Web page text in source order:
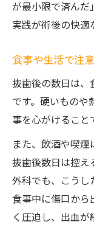
が最小限で済んだ
実践が術後の快適
食事や生活で注
抜歯後の数日は、
です。硬いものや
事を心がけること
また、飲酒や喫
抜歯後数日は控え
外科でも、こうし
食事中に傷口から
く圧迫し、出血が